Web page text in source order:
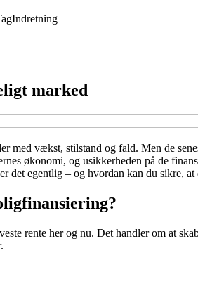
Indretning
marked
vækst, stilstand og fald. Men de
økonomi, og usikkerheden på de
det egentlig – og hvordan kan du sikre,
rente her og nu. Det handler om at